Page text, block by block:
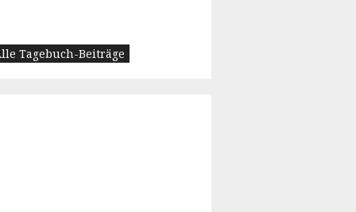
Tagebuch-Beiträge